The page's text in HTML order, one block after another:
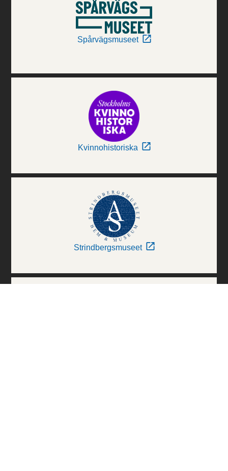
Spårvägsmuseet
Kvinnohistoriska
Strindbergsmuseet